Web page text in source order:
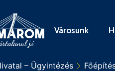
Városunk
– Ügyintézés